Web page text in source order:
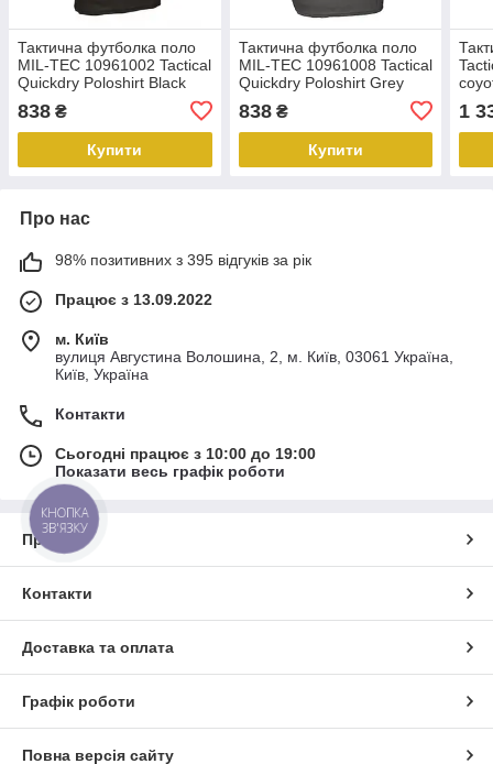
Тактична футболка поло
MIL-TEC 10961002 Tactical
Quickdry Poloshirt Black
838 ₴
Купити
Тактична футболка поло
MIL-TEC 10961008 Tactical
Quickdry Poloshirt Grey
838₴
Купити
1
Про нас
98% позитивних з 395 відгуків за рік
Працює з 13.09.2022
м. Київ
вулиця Августина Волошина, 2, м. Київ, 03061 Україна,
Київ, Україна
Контакти
Сьогодні працює з 10:00 до 19:00
Показати весь графік роботи
Про нас
Контакти
Доставка та оплата
Графік роботи
Повна версія сайту
КНОПКА
ЗВ'ЯЗКУ